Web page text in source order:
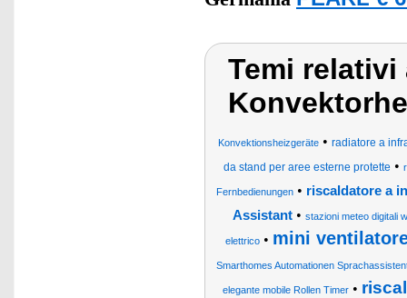
Temi
Konvektionsheizgeräte • radiatore a
da stand per aree esterne protette •
Fernbedienungen • riscaldatore a
Assistant• stazioni meteo digitali
elettrico• mini
Smarthomes Automationen
elegante mobile Rollen Timer •